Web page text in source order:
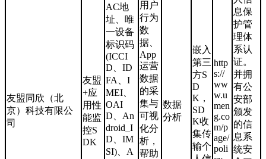
友盟同欣（北
京）科技有限公
司
友盟
+应
用性
能监
控S
DK
AC地
址、唯
一设备
标识码
(ICCI
D、ID
FA、I
MEI、
OAI
D、An
droid_I
D、IM
SI)、A
用户
行为
数
据、
App
运营
数据
的采
集与
可视
化分
析，
帮助
数据
分析
嵌入
第三
方S
D
K，
SD
K收
集传
输个
http
s://
ww
w.u
men
g.co
m/p
age/
poli
息保
护管
理体
系认
证。
并拥
有公
安部
颁发
的信
息系
统安